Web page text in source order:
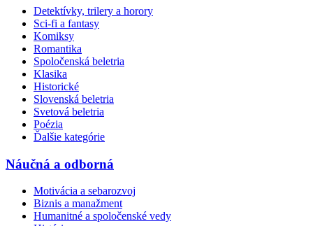
Detektívky, trilery a horory
Sci-fi a fantasy
Komiksy
Romantika
Spoločenská beletria
Klasika
Historické
Slovenská beletria
Svetová beletria
Poézia
Ďalšie kategórie
Náučná a odborná
Motivácia a sebarozvoj
Biznis a manažment
Humanitné a spoločenské vedy